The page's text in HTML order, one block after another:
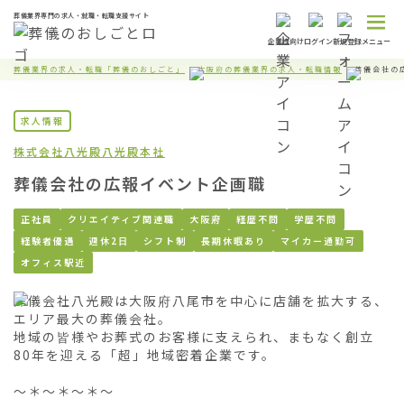
葬儀業界専門の求人・就職・転職支援サイト
企業様向けログイン新規登録メニュー
葬儀業界の求人・転職「葬儀のおしごと」 大阪府の葬儀業界の求人・転職情報 葬儀会社の
求人情報
株式会社八光殿 八光殿本社
葬儀会社の広報イベント企画職
正社員 クリエイティブ関連職 大阪府 経歴不問
学歴不問
経験者優遇
週休2日 シフト制 長期休暇あり
マイカー通勤可
オフィス駅近
葬儀会社八光殿は大阪府八尾市を中心に店舗を拡大する、
エリア最大の葬儀会社。
地域の皆様やお葬式のお客様に支えられ、まもなく創立
80年を迎える「超」地域密着企業です。
～＊～＊～＊～